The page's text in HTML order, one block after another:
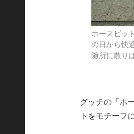
ホースビッ
の日から快
随所に散り
グッチの「ホ
トをモチーフ